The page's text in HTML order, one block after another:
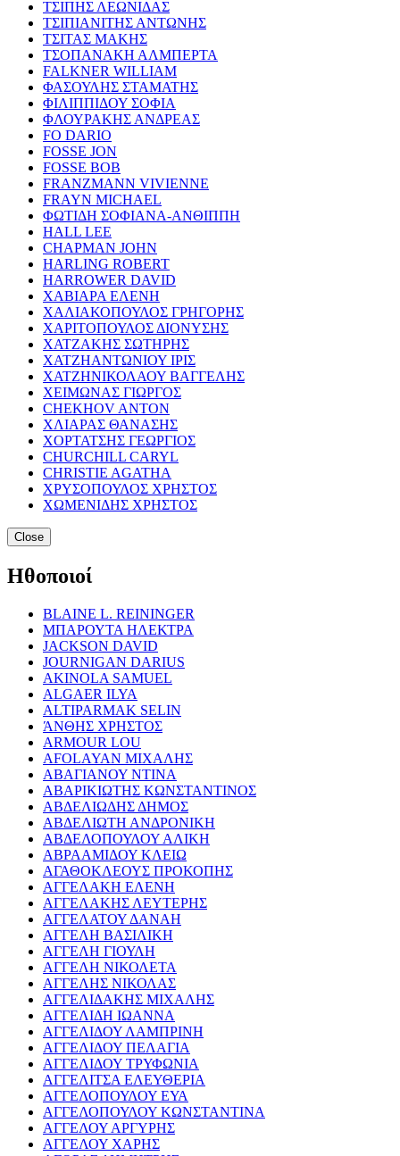
ΤΣΙΠΗΣ ΛΕΩΝΙΔΑΣ
ΤΣΙΠΙΑΝΙΤΗΣ ΑΝΤΩΝΗΣ
ΤΣΙΤΑΣ ΜΑΚΗΣ
ΤΣΟΠΑΝΑΚΗ ΑΛΜΠΕΡΤΑ
FALKNER WILLIAM
ΦΑΣΟΥΛΗΣ ΣΤΑΜΑΤΗΣ
ΦΙΛΙΠΠΙΔΟΥ ΣΟΦΙΑ
ΦΛΟΥΡΑΚΗΣ ΑΝΔΡΕΑΣ
FO DARIO
FOSSE JON
FOSSE BOB
FRANZMANN VIVIENNE
FRAYN MICHAEL
ΦΩΤΙΔΗ ΣΟΦΙΑΝΑ-ΑΝΘΙΠΠΗ
HALL LEE
CHAPMAN JOHN
HARLING ROBERT
HARROWER DAVID
ΧΑΒΙΑΡΑ ΕΛΕΝΗ
ΧΑΛΙΑΚΟΠΟΥΛΟΣ ΓΡΗΓΟΡΗΣ
ΧΑΡΙΤΟΠΟΥΛΟΣ ΔΙΟΝΥΣΗΣ
ΧΑΤΖΑΚΗΣ ΣΩΤΗΡΗΣ
ΧΑΤΖΗΑΝΤΩΝΙΟΥ ΙΡΙΣ
ΧΑΤΖΗΝΙΚΟΛΑΟΥ ΒΑΓΓΕΛΗΣ
ΧΕΙΜΩΝΑΣ ΓΙΩΡΓΟΣ
CHEKHOV ANTON
ΧΛΙΑΡΑΣ ΘΑΝΑΣΗΣ
ΧΟΡΤΑΤΣΗΣ ΓΕΩΡΓΙΟΣ
CHURCHILL CARYL
CHRISTIE AGATHA
ΧΡΥΣΟΠΟΥΛΟΣ ΧΡΗΣΤΟΣ
ΧΩΜΕΝΙΔΗΣ ΧΡΗΣΤΟΣ
Close
Ηθοποιοί
BLAINE L. REININGER
ΜΠΑΡΟΥΤΑ ΗΛΕΚΤΡΑ
JACKSON DAVID
JOURNIGAN DARIUS
AKINOLA SAMUEL
ALGAER ILYA
ALTIPARMAK SELIN
ΆΝΘΗΣ ΧΡΗΣΤΟΣ
ARMOUR LOU
AFOLAYAN ΜΙΧΑΛΗΣ
ΑΒΑΓΙΑΝΟΥ ΝΤΙΝΑ
ΑΒΑΡΙΚΙΩΤΗΣ ΚΩΝΣΤΑΝΤΙΝΟΣ
ΑΒΔΕΛΙΩΔΗΣ ΔΗΜΟΣ
ΑΒΔΕΛΙΩΤΗ ΑΝΔΡΟΝΙΚΗ
ΑΒΔΕΛΟΠΟΥΛΟΥ ΑΛΙΚΗ
ΑΒΡΑΑΜΙΔΟΥ ΚΛΕΙΩ
ΑΓΑΘΟΚΛΕΟΥΣ ΠΡΟΚΟΠΗΣ
ΑΓΓΕΛΑΚΗ ΕΛΕΝΗ
ΑΓΓΕΛΑΚΗΣ ΛΕΥΤΕΡΗΣ
ΑΓΓΕΛΑΤΟΥ ΔΑΝΑΗ
ΑΓΓΕΛΗ ΒΑΣΙΛΙΚΗ
ΑΓΓΕΛΗ ΓΙΟΥΛΗ
ΑΓΓΕΛΗ ΝΙΚΟΛΕΤΑ
ΑΓΓΕΛΗΣ ΝΙΚΟΛΑΣ
ΑΓΓΕΛΙΔΑΚΗΣ ΜΙΧΑΛΗΣ
ΑΓΓΕΛΙΔΗ ΙΩΑΝΝΑ
ΑΓΓΕΛΙΔΟΥ ΛΑΜΠΡΙΝΗ
ΑΓΓΕΛΙΔΟΥ ΠΕΛΑΓΙΑ
ΑΓΓΕΛΙΔΟΥ ΤΡΥΦΩΝΙΑ
ΑΓΓΕΛΙΤΣΑ ΕΛΕΥΘΕΡΙΑ
ΑΓΓΕΛΟΠΟΥΛΟΥ ΕΥΑ
ΑΓΓΕΛΟΠΟΥΛΟΥ ΚΩΝΣΤΑΝΤΙΝΑ
ΑΓΓΕΛΟΥ ΑΡΓΥΡΗΣ
ΑΓΓΕΛΟΥ ΧΑΡΗΣ